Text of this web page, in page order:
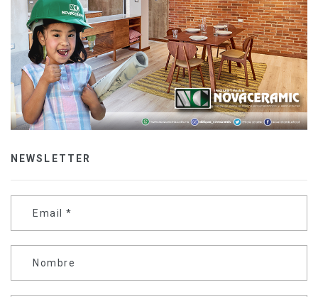
NEWSLETTER
Email *
Nombre